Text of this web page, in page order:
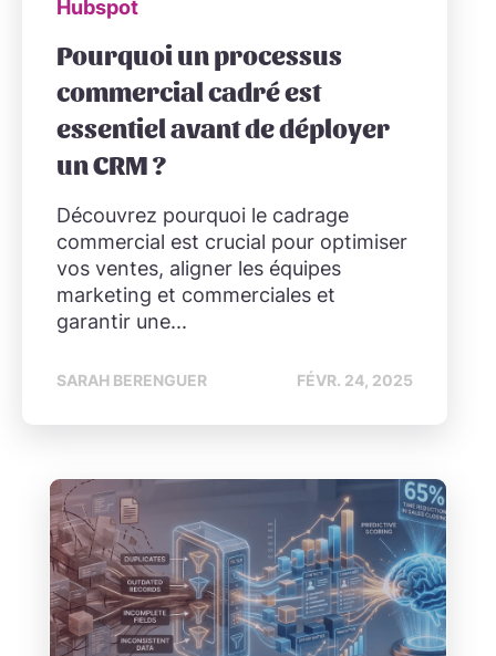
Hubspot
Pourquoi un processus
commercial cadré est
essentiel avant de déployer
un CRM ?
Découvrez pourquoi le cadrage
commercial est crucial pour optimiser
vos ventes, aligner les équipes
marketing et commerciales et
garantir une...
SARAH BERENGUER FÉVR. 24, 2025